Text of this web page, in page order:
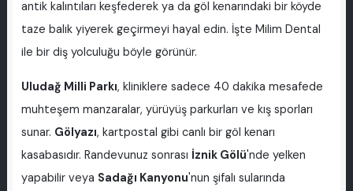
antik kalıntıları keşfederek ya da göl kenarındaki bir köyde
taze balık yiyerek geçirmeyi hayal edin. İşte Milim Dental
ile bir diş yolculuğu böyle görünür.
Uludağ Milli Parkı, kliniklere sadece 40 dakika mesafede
muhteşem manzaralar, yürüyüş parkurları ve kış sporları
sunar. Gölyazı, kartpostal gibi canlı bir göl kenarı
kasabasıdır. Randevunuz sonrası İznik Gölü'nde yelken
yapabilir veya Sadağı Kanyonu'nun şifalı sularında